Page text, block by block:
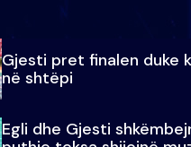
Gjesti pret finalen duke
në shtëpi
Egli dhe Gjesti